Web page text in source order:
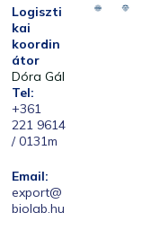
Logiszti
kai
koordin
átor
Dóra Gál
Tel:
+361
221 9614
/ 0131m
Email:
export@
biolab.hu